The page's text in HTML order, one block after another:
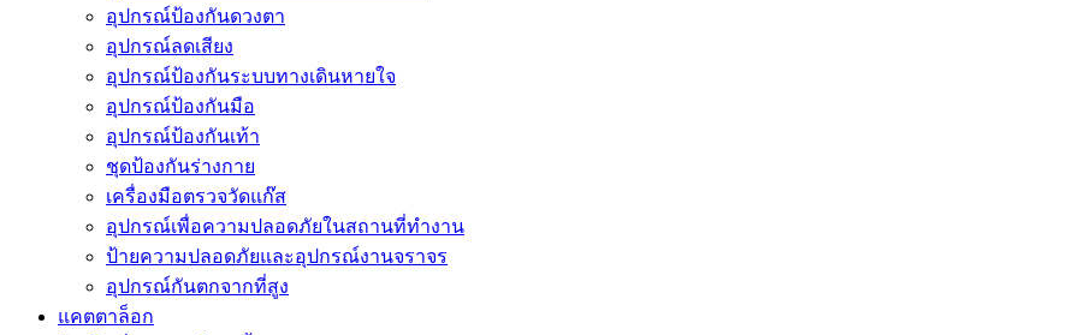
อุปกรณ์ป้องกันดวงตา
อุปกรณ์ลดเสียง
อุปกรณ์ป้องกันระบบทางเดินหายใจ
อุปกรณ์ป้องกันมือ
อุปกรณ์ป้องกันเท้า
ชุดป้องกันร่างกาย
เครื่องมือตรวจวัดแก๊ส
อุปกรณ์เพื่อความปลอดภัยในสถานที่ทำงาน
ป้ายความปลอดภัยและอุปกรณ์งานจราจร
อุปกรณ์กันตกจากที่สูง
แคตตาล็อก